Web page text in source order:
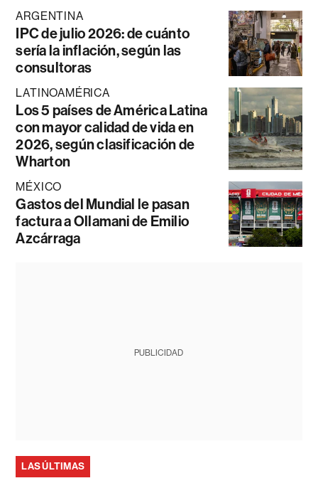
ARGENTINA
IPC de julio 2026: de cuánto
sería la inflación, según las
consultoras
LATINOAMÉRICA
Los 5 países de América Latina
con mayor calidad de vida en
2026, según clasificación de
Wharton
MÉXICO
Gastos del Mundial le pasan
factura a Ollamani de Emilio
Azcárraga
PUBLICIDAD
LAS ÚLTIMAS